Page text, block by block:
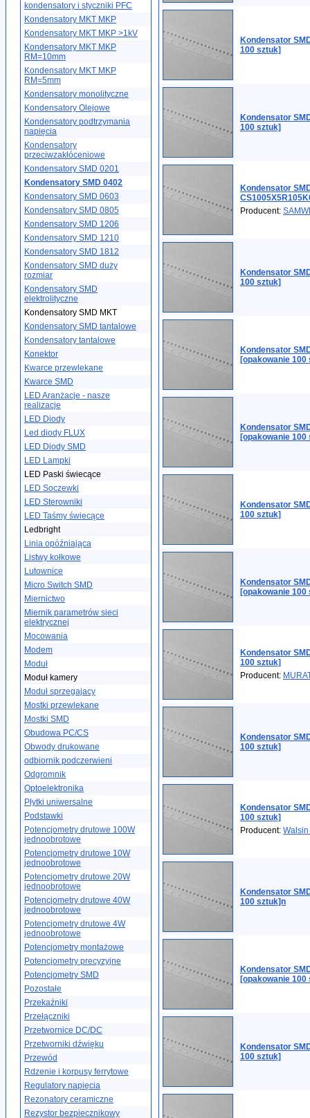
kondensatory i styczniki PFC
Kondensatory MKT MKP
Kondensatory MKT MKP >1kV
Kondensatory MKT MKP
RM=10mm
Kondensatory MKT MKP
RM=5mm
Kondensatory monolityczne
Kondensatory Olejowe
Kondensatory podtrzymania
napięcia
Kondensatory
przeciwzakłóceniowe
Kondensatory SMD 0201
Kondensatory SMD 0402
Kondensatory SMD 0603
Kondensatory SMD 0805
Kondensatory SMD 1206
Kondensatory SMD 1210
Kondensatory SMD 1812
Kondensatory SMD duży
rozmiar
Kondensatory SMD
elektrolityczne
Kondensatory SMD MKT
Kondensatory SMD tantalowe
Kondensatory tantalowe
Konektor
Kwarce przewlekane
Kwarce SMD
LED Aranżacje - nasze
realizacje
LED Diody
Led diody FLUX
LED Diody SMD
LED Lampki
LED Paski świecące
LED Soczewki
LED Sterowniki
LED Taśmy świecące
Ledbright
Linia opóźniająca
Listwy kołkowe
Lutownice
Micro Switch SMD
Miernictwo
Miernik parametrów sieci
elektrycznej
Mocowania
Modem
Moduł
Moduł kamery
Moduł sprzegajacy
Mostki przewlekane
Mostki SMD
Obudowa PC/CS
Obwody drukowane
odbiornik podczerwieni
Odgromnik
Optoelektronika
Płytki uniwersalne
Podstawki
Potencjometry drutowe 100W
jednoobrotowe
Potencjometry drutowe 10W
jednoobrotowe
Potencjometry drutowe 20W
jednoobrotowe
Potencjometry drutowe 40W
jednoobrotowe
Potencjometry drutowe 4W
jednoobrotowe
Potencjometry montażowe
Potencjometry precyzyjne
Potencjometry SMD
Pozostałe
Przekaźniki
Przełączniki
Przetwornice DC/DC
Przetworniki dźwięku
Przewód
Rdzenie i korpusy ferrytowe
Regulatory napięcia
Rezonatory ceramiczne
Rezystor bezpiecznikowy
Kondensator
100 sztuk]
Kondensator
100 sztuk]
Kondensator
Producent:
Kondensator
100 sztuk]
Kondensator
[opakowanie 100
Kondensator
[opakowanie 100
Kondensator
100 sztuk]
Kondensator
[opakowanie 100
Kondensator
100 sztuk]
Producent:
Kondensator
100 sztuk]
Kondensator
100 sztuk]
Producent: Walsin
Kondensator
100 sztuk]n
Kondensator
[opakowanie 100
Kondensator
100 sztuk]